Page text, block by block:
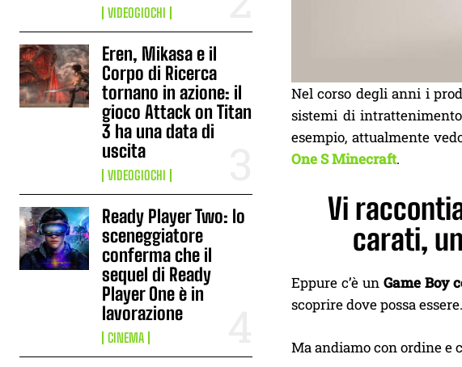
VIDEOGIOCHI
Eren, Mikasa e il
Corpo di Ricerca
tornano in azione: il
gioco Attack on Titan
3 ha una data di
uscita
VIDEOGIOCHI
Ready Player Two: lo
sceneggiatore
conferma che il
sequel di Ready
Player One è in
lavorazione
CINEMA
Nel corso degli anni i
sistemi di
esempio, attualmente
One S Minecraft.
Vi
carati,
Eppure c’è un Game Boy
scoprire dove possa essere.
Ma andiamo con ordine e